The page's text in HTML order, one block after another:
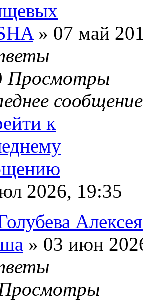
» 07 май
Просмотры
2026, 19:35
» 03 июн